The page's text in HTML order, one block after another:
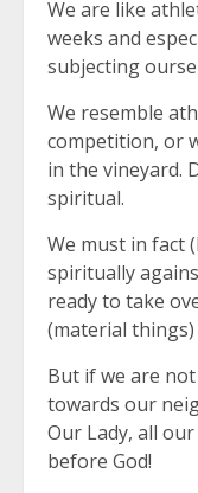
We are like
weeks and
subjecting
We resemble
competition, or
in the vineyard.
spiritual.
We must in fact
spiritually
ready to take
(material
But if we are
towards our
Our Lady, all
before God!